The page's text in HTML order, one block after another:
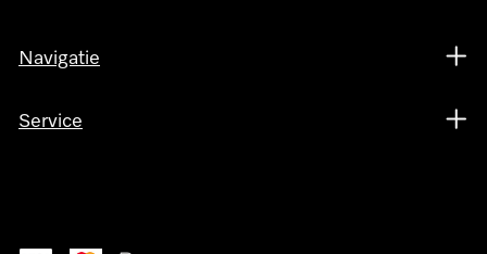
Navigatie
Service